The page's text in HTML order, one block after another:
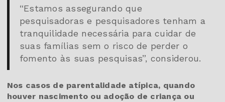
“Estamos assegurando que
pesquisadoras e pesquisadores tenham a
tranquilidade necessária para cuidar de
suas famílias sem o risco de perder o
fomento às suas pesquisas”, considerou.
Nos casos de parentalidade atípica, quando
houver nascimento ou adoção de criança ou